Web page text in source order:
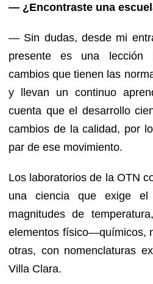
— ¿Encontraste una
— Sin dudas, desde mi
presente es una lección
cambios que tienen las
y llevan un continuo
cuenta que el desarrollo
cambios de la calidad, por
par de ese movimiento.
Los laboratorios de la OTN
una ciencia que exige el
magnitudes de
elementos físico—químicos,
otras, con nomenclaturas
Villa Clara.